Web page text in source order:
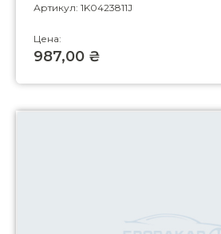
Артикул: 1K0423811J
Цена:
987,00 ₴